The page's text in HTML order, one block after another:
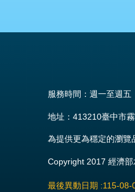
服務時間：週一至週
地址：413210臺中市
為提供更為穩定的瀏
Copyright 2017 經濟
最後異動日期 115-08-